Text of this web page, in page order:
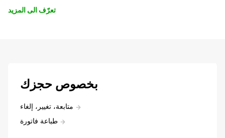
تعرّف الى المزيد
بخصوص حجزك
متابعة، تغيير، إلغاء
طباعة فاتورة